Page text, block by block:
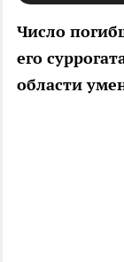
Число
его
области